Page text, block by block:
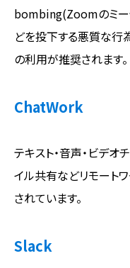
bombing(Zoomのミー
どを投下する悪質な行
の利用が推奨されます。
ChatWork
テキスト・音声・ビデオ
イル共有などリモート
されています。
Slack